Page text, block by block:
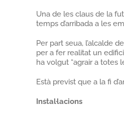
Una de les claus de la
temps d’arribada a les
Per part seua, l’alcalde
per a fer realitat un
ha volgut “agrair a totes
Està previst que a la fi
Instal·lacions